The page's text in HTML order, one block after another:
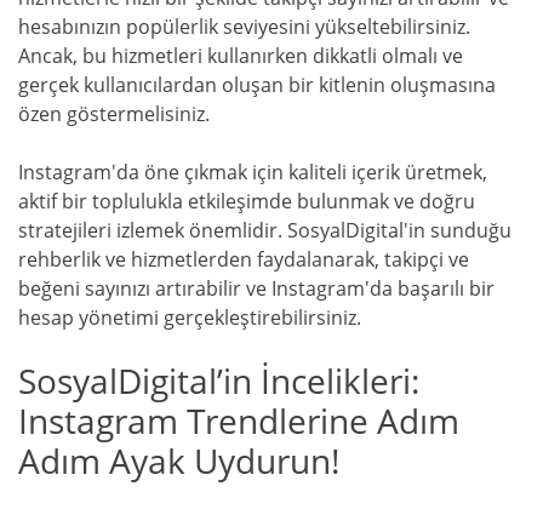
hesabınızın popülerlik seviyesini yükseltebilirsiniz.
Ancak, bu hizmetleri kullanırken dikkatli olmalı ve
gerçek kullanıcılardan oluşan bir kitlenin oluşmasına
özen göstermelisiniz.
Instagram'da öne çıkmak için kaliteli içerik üretmek,
aktif bir toplulukla etkileşimde bulunmak ve doğru
stratejileri izlemek önemlidir. SosyalDigital'in sunduğu
rehberlik ve hizmetlerden faydalanarak, takipçi ve
beğeni sayınızı artırabilir ve Instagram'da başarılı bir
hesap yönetimi gerçekleştirebilirsiniz.
SosyalDigital’in İncelikleri:
Instagram Trendlerine Adım
Adım Ayak Uydurun!